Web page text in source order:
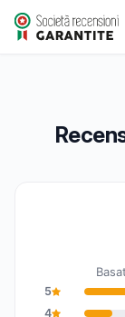
Senup
Valutazione9,5/10
5
4